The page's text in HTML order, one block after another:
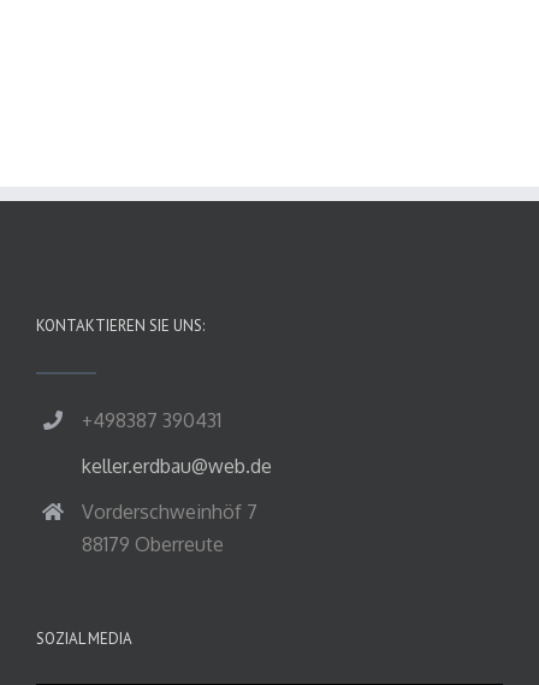
KONTAKTIEREN SIE UNS:
+498387 390431
keller.erdbau@web.de
Vorderschweinhöf 7
88179 Oberreute
SOZIAL MEDIA